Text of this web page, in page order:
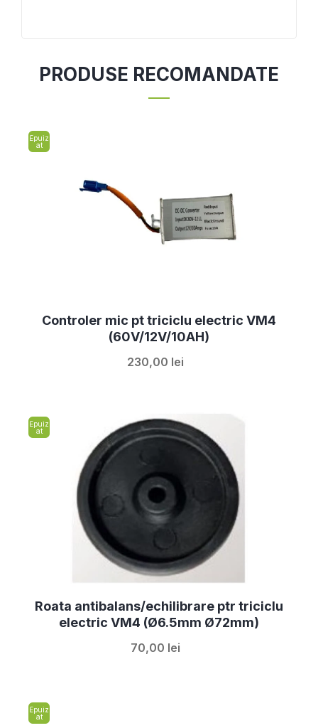
PRODUSE RECOMANDATE
Epuiz
at
Controler mic pt triciclu electric VM4
(60V/12V/10AH)
230,00 lei
Epuiz
at
Roata antibalans/echilibrare ptr triciclu
electric VM4 (Ø6.5mm Ø72mm)
70,00 lei
Epuiz
at